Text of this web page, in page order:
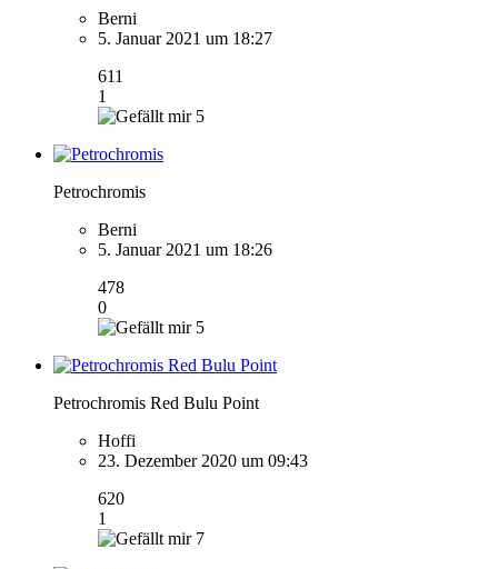
Berni
5. Januar 2021 um 18:27
611
1
5
Petrochromis
Berni
5. Januar 2021 um 18:26
478
0
5
Petrochromis Red Bulu Point
Hoffi
23. Dezember 2020 um 09:43
620
1
7